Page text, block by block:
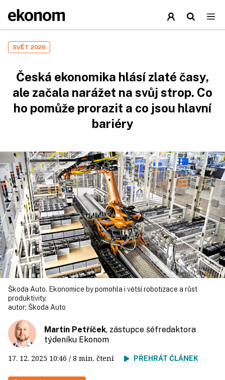
SVĚT 2026
Česká ekonomika hlásí zlaté časy,
ale začala narážet na svůj strop. Co
ho pomůže prorazit a co jsou hlavní
bariéry
Škoda Auto. Ekonomice by pomohla i větší robotizace a růst
produktivity.
autor: Škoda Auto
Martin Petříček, zástupce šéfredaktora
týdeníku Ekonom
17. 12. 2025 10:46 / 8 min. čtení PŘEHRÁT ČLÁNEK